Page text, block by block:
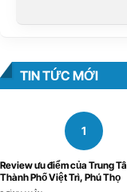
TIN TỨC MỚI
Review ưu điểm của Trung
Thành Phố Việt Trì, Phú Thọ